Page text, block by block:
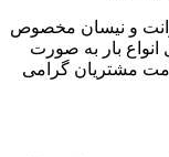
وانت و نیسان مخصوص
بار به صورت
مشتریان گرامی